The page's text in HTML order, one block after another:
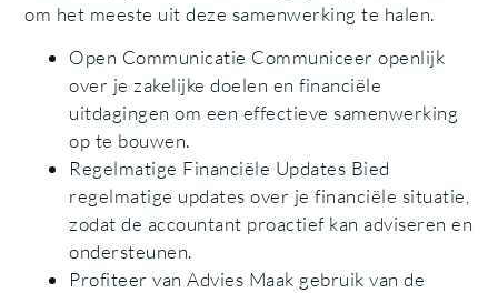
om het meeste uit deze samenwerking te halen.
Open Communicatie Communiceer openlijk
over je zakelijke doelen en financiële
uitdagingen om een effectieve samenwerking
op te bouwen.
Regelmatige Financiële Updates Bied
regelmatige updates over je financiële situatie,
zodat de accountant proactief kan adviseren en
ondersteunen.
Profiteer van Advies Maak gebruik van de